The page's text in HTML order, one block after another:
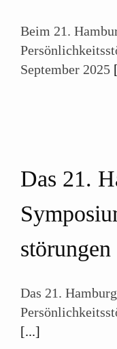
Beim 21.
September 2025
Das 21.
störungen
Das 21.
[...]